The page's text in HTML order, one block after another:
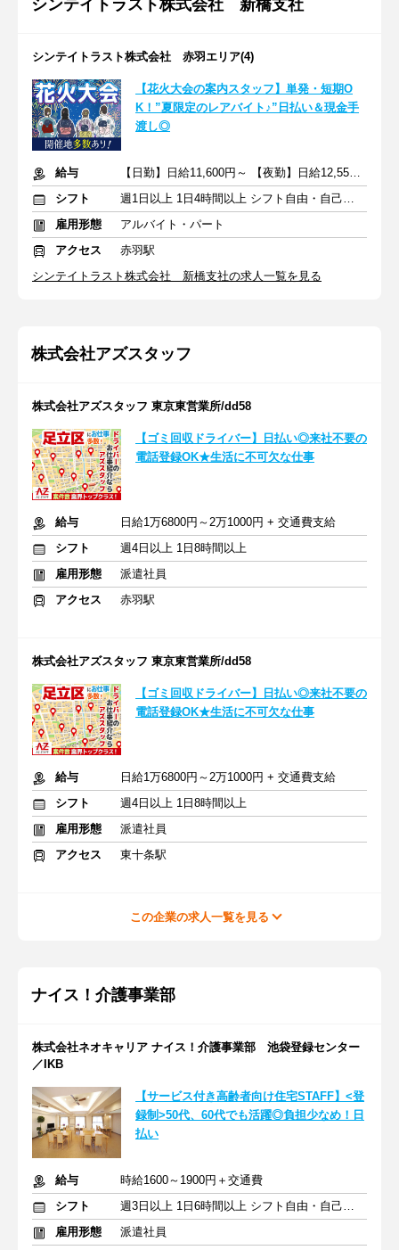
シンテイトラスト株式会社 新橋支社
シンテイトラスト株式会社 赤羽エリア(4)
【花火大会の案内スタッフ】単発・短期O
K！”夏限定のレアバイト♪”日払い＆現金手
渡し◎
給与
【日勤】日給11,600円～ 【夜勤】日給12,550円～
シフト
週1日以上 1日4時間以上 シフト自由・自己申告
雇用形態
アルバイト・パート
アクセス
赤羽駅
シンテイトラスト株式会社 新橋支社の求人一覧を見る
株式会社アズスタッフ
株式会社アズスタッフ 東京東営業所/dd58
【ゴミ回収ドライバー】日払い◎来社不要の
電話登録OK★生活に不可欠な仕事
給与
日給1万6800円～2万1000円 + 交通費支給
シフト
週4日以上 1日8時間以上
雇用形態
派遣社員
アクセス
赤羽駅
株式会社アズスタッフ 東京東営業所/dd58
【ゴミ回収ドライバー】日払い◎来社不要の
電話登録OK★生活に不可欠な仕事
給与
日給1万6800円～2万1000円 + 交通費支給
シフト
週4日以上 1日8時間以上
雇用形態
派遣社員
アクセス
東十条駅
この企業の求人一覧を見る
ナイス！介護事業部
株式会社ネオキャリア ナイス！介護事業部 池袋登録センター
／IKB
【サービス付き高齢者向け住宅STAFF】<登
録制>50代、60代でも活躍◎負担少なめ！日
払い
給与
時給1600～1900円＋交通費
シフト
週3日以上 1日6時間以上 シフト自由・自己申告
雇用形態
派遣社員